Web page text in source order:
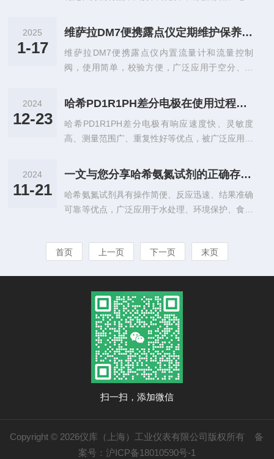
至关重要。附着的污染物都会影响其响应速度和准
轻冲洗电极，避免使用自来水，因为其中可能...
该仪器操作简便，能够适应多种水质条件，是水质
监测和过程控制中的重要工具。通过实时监测余氯
浓度，它有助于优化消毒剂投加量，保障水质安
全，同时降低运营成本。哈希CL17SC余氯分析仪
题及相应的解决方法：1、读数不稳定或误差大：
（2）检查试剂是否过期或存储不当，如试...
2025
1-17
维萨拉DM7便携露点仪定期维护保养方法的详细介绍
维萨拉DM7便携露点仪内置流量计和流量控制
阀，使用简单，校验方便，广泛应用于空分、净
工业领域，也常用于实验室分析。其设计小巧便
携，方便用户在不同场合下进行快速准确的露点测
量，是检测气体湿度的理想工具。以下是关于维萨
拉DM7便携露点仪定期维护保养方法的详细介
面和传感器部件非常重要。使用干净的软布轻轻擦
性。对于传感器部件，根据使用说明书建议进行清
洁，避...
2024
12-23
哈希PD1R1PH差分电极在使用过程中的常见问题相应解决方法
哈希PD1R1PH差分电极有响应速度快、灵敏度
高、测量范围广、重复性好等优点，被广泛应用于
此外，它还被用于科学研究和医学诊断中，如水质
分析、土壤分析、生态学研究、血液循环监测等。
哈希PD1R1PH差分电极在使用过程中可能会遇到
一些问题，例如低信号强度、漂移、脱失等。下面
信号强度可能是由于产品表面被污染所致。解决这
个问题的方法是定期清洁，可以使用温和的清洁剂
2024
11-21
一文与您分享哈希氨氮试剂的正确存放建议
哈希氨氮试剂具有操作简便、反应迅速、结果准确
可靠等优点，广泛应用于水处理、环境保护、食品
够确保反应的灵敏度和准确性。使用时，需遵循一
些建议和指导，希望对您有所帮助。1、温度控
制：应存放在恒定的温度环境中，通常建议存放在
2-8摄氏度的冰箱中。避免暴露在过高或过低的温
度下，以免影响试剂的性能和稳定性。2、...
首页 上一页 下一页 末页
扫一扫，添加微信
Copyright © 2026仪库（上海）工业仪表有限公司版权所有 备
案号：沪ICP备18010590号-1